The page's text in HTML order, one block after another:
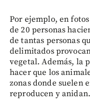
Por ejemplo, en
de 20 personas
de tantas personas
delimitados
vegetal. Además, la
hacer que los
zonas donde suelen
reproducen y anidan.